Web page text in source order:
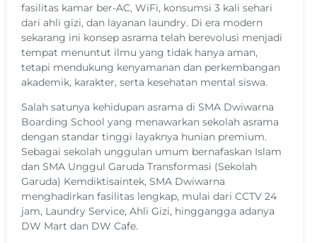
fasilitas kamar ber-AC, WiFi, konsumsi 3 kali sehari
dari ahli gizi, dan layanan laundry. Di era modern
sekarang ini konsep asrama telah berevolusi menjadi
tempat menuntut ilmu yang tidak hanya aman,
tetapi mendukung kenyamanan dan perkembangan
akademik, karakter, serta kesehatan mental siswa.
Salah satunya kehidupan asrama di SMA Dwiwarna
Boarding School yang menawarkan sekolah asrama
dengan standar tinggi layaknya hunian premium.
Sebagai sekolah unggulan umum bernafaskan Islam
dan SMA Unggul Garuda Transformasi (Sekolah
Garuda) Kemdiktisaintek, SMA Dwiwarna
menghadirkan fasilitas lengkap, mulai dari CCTV 24
jam, Laundry Service, Ahli Gizi, hinggangga adanya
DW Mart dan DW Cafe.